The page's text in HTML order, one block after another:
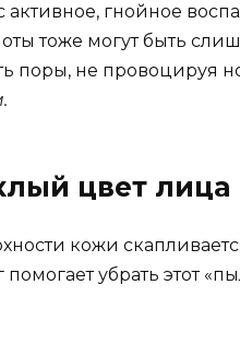
активное, гнойное
тоже могут быть
поры, не провоцируя
цвет лица
кожи
убрать этот